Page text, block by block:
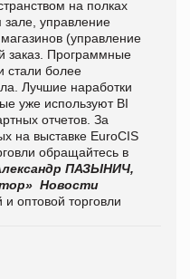
на полках
зале, управление
(управление
заказ. Программные
стали более
Лучшие наработки
уже используют BI
отчетов. За
на выставке EuroCIS
обращайтесь в
ПАЗЫНИЧ,
Новости
оптовой торговли